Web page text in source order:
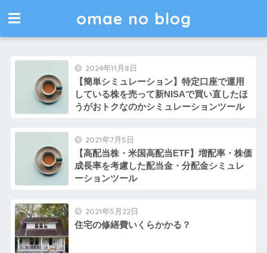
omae no blog
2024年11月8日
【簡単シミュレーション】特定口座で運用
している株を売って新NISAで買い直したほ
うがおトクなのかシミュレーションツール
2021年7月5日
【高配当株・米国高配当ETF】増配率・株価
成長率を考慮した配当金・分配金シミュレ
ーションツール
2021年5月22日
住宅の修繕費いくらかかる？